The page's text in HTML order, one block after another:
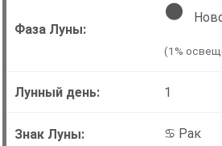
🌑
(1%
1
♋ Рак